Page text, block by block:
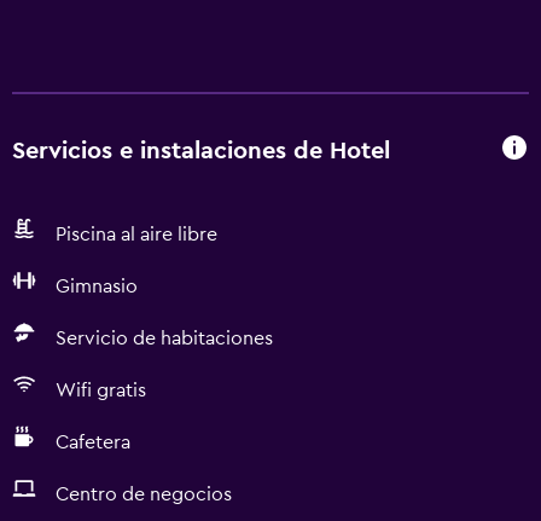
Servicios e instalaciones de Hotel
Piscina al aire libre
Gimnasio
Servicio de habitaciones
Wifi gratis
Cafetera
Centro de negocios